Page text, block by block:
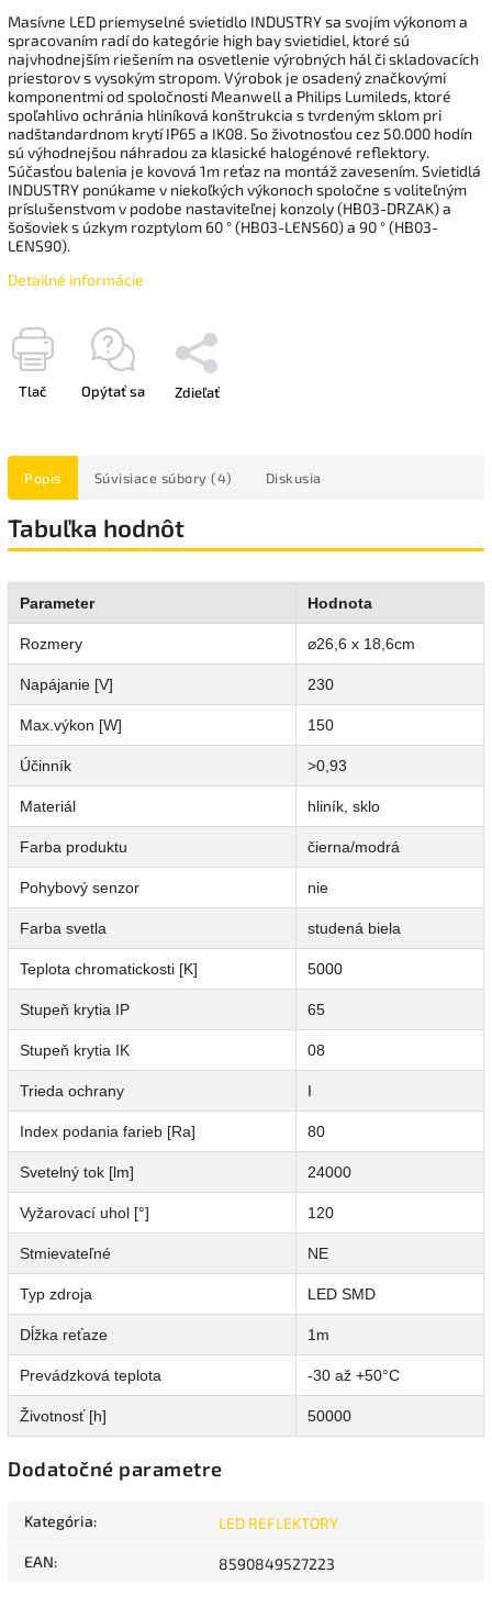
Masívne LED priemyselné svietidlo INDUSTRY sa svojím výkonom a
spracovaním radí do kategórie high bay svietidiel, ktoré sú
najvhodnejším riešením na osvetlenie výrobných hál či skladovacích
priestorov s vysokým stropom. Výrobok je osadený značkovými
komponentmi od spoločnosti Meanwell a Philips Lumileds, ktoré
spoľahlivo ochránia hliníková konštrukcia s tvrdeným sklom pri
nadštandardnom krytí IP65 a IK08. So životnosťou cez 50.000 hodín
sú výhodnejšou náhradou za klasické halogénové reflektory.
Súčasťou balenia je kovová 1m reťaz na montáž zavesením. Svietidlá
INDUSTRY ponúkame v niekoľkých výkonoch spoločne s voliteľným
príslušenstvom v podobe nastaviteľnej konzoly (HB03-DRZAK) a
šošoviek s úzkym rozptylom 60 ° (HB03-LENS60) a 90 ° (HB03-
LENS90).
Detailné informácie
Tlač Opýtať sa Zdieľať
Popis Súvisiace súbory (4) Diskusia
Tabuľka hodnôt
Parameter Hodnota
Rozmery ⌀26,6 x 18,6cm
Napájanie [V] 230
Max.výkon [W] 150
Účinník >0,93
Materiál hliník, sklo
Farba produktu čierna/modrá
Pohybový senzor nie
Farba svetla studená biela
Teplota chromatickosti [K] 5000
Stupeň krytia IP 65
Stupeň krytia IK 08
Trieda ochrany I
Index podania farieb [Ra] 80
Svetelný tok [lm] 24000
Vyžarovací uhol [°] 120
Stmievateľné NE
Typ zdroja LED SMD
Dĺžka reťaze 1m
Prevádzková teplota -30 až +50°C
Životnosť [h] 50000
Dodatočné parametre
Kategória: LED REFLEKTORY
EAN: 8590849527223